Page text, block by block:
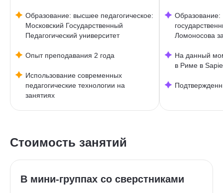
Образование: высшее педагогическое:
Московский Государственный
Педагогический университет
Опыт преподавания 2 года
Использование современных
педагогические технологии на
занятиях
Образование:
Ломоносова
На данный
в Риме в
Стоимость занятий
В мини-группах со сверстниками